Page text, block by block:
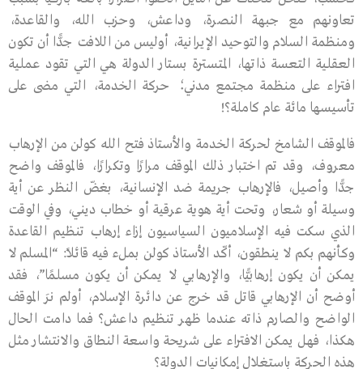
تعاونهم مع جبهة النصرة، وداعش، وحزب الله، والقاعدة،
ومنظمة السلام والتوحيد الإيرانية، أوليس من اللافت جدًّا أن تكون
العقلية التعسة ذاتها، المتسترة بستار الدولة هي التي تقود عملية
افتراء على منظمة مجتمع مدني؛ حركة الخدمة، التي مضى على
تأسيسها مائة عام كاملة؟!
فالموقف الشامخ لحركة الخدمة والأستاذ فتح الله كولن من الإرهاب
معروف، وقد تم اختبار ذلك الموقف مرارًا وتكرارًا، فالموقف واضح
جدًّا وأصيل، فالإرهاب جريمة ضد الإنسانية، بغضّ النظر عن أية
وسيلة أو شعار، وتحت أية هوية عرقية أو خطاب ديني، وفي الوقت
الذي سكت فيه الإسلاميون السياسيون إزاء إرهاب تنظيم القاعدة
وكأنهم بكم لا ينطقون، أكّد الأستاذ كولن بملء فيه قائلًا: “المسلم لا
يمكن أن يكون إرهابيًّا، والإرهابي لا يمكن أن يكون مسلمًا”، فقد
أوضح أن الإرهابي قاتل قد خرج عن دائرة الإسلام، أولم نرَ الموقف
الواضح والصارم ذاته عندما ظهر تنظيم داعش؟ فما دامت الحال
هكذا، فهل يمكن الافتراء على شريحة واسعة النطاق والانتشار مثل
هذه الحركة باستغلال إمكانيات الدولة؟